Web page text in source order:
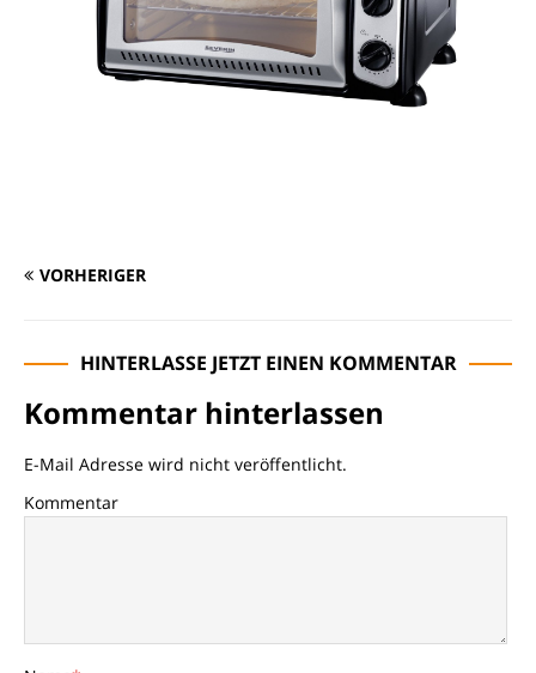
VORHERIGER
HINTERLASSE JETZT EINEN KOMMENTAR
Kommentar hinterlassen
E-Mail Adresse wird nicht veröffentlicht.
Kommentar